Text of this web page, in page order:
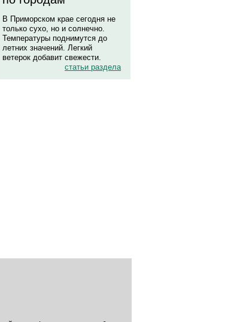
В Приморском крае сегодня не
только сухо, но и солнечно.
Температуры поднимутся до
летних значений. Легкий
ветерок добавит свежести.
статьи раздела